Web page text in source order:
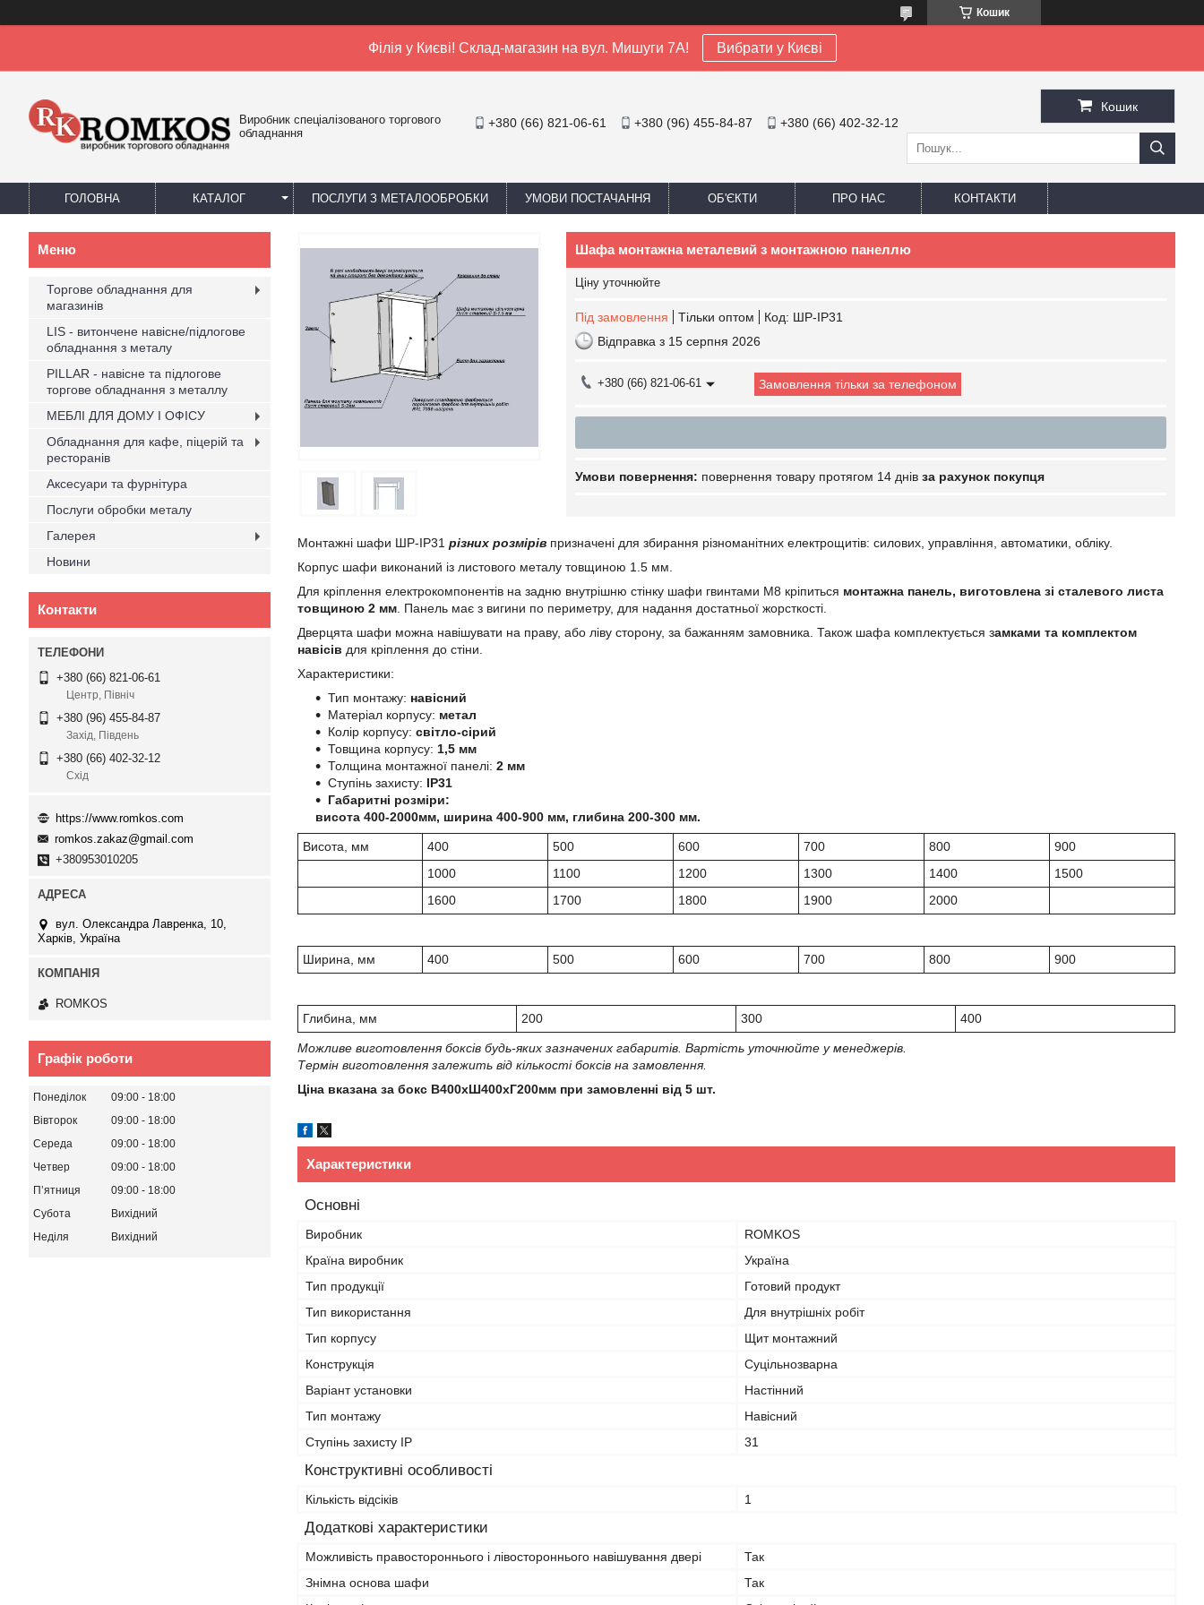
Кошик
Філія у Києві! Склад-магазин на вул. Мишуги 7А! Вибрати у Києві
Виробник спеціалізованого торгового
обладнання
+380 (66) 821-06-61 +380 (96) 455-84-87 +380 (66) 402-32-12
Кошик
ГОЛОВНА КАТАЛОГ ПОСЛУГИ З МЕТАЛООБРОБКИ УМОВИ ПОСТАЧАННЯ ОБ'ЄКТИ ПРО НАС КОНТАКТИ
Шафа монтажна металевий з монтажною панеллю
Ціну уточнюйте
Під замовлення Тільки оптом Код: ШР-IP31
Відправка з 15 серпня 2026
+380 (66) 821-06-61 Замовлення тільки за телефоном
повернення товару протягом 14 днів за рахунок покупця
Монтажні шафи ШР-IP31 різних розмірів призначені для збирання різноманітних електрощитів: силових, управління, автоматики, обліку.
Корпус шафи виконаний із листового металу товщиною 1.5 мм.
Для кріплення електрокомпонентів на задню внутрішню стінку шафи гвинтами М8 кріпиться монтажна панель, виготовлена зі сталевого листа
товщиною 2 мм . Панель має з вигини по периметру, для надання достатньої жорсткості.
Дверцята шафи можна навішувати на праву, або ліву сторону, за бажанням замовника. Також шафа комплектується замками та комплектом
навісів для кріплення до стіни.
Характеристики:
Тип монтажу: навісний
Матеріал корпусу: метал
Колір корпусу: світло-сірий
Товщина корпусу: 1,5 мм
Толщина монтажної панелі: 2 мм
Ступінь захисту: IP31
Габаритні розміри:
висота 400-2000мм, ширина 400-900 мм, глибина 200-300 мм.
Висота, мм 400 500 600 700 800
900
1000
1100 1200 1300 1400
1500
1600
1700 1800 1900 2000
Ширина, мм 400 500 600 700 800 900
Глибина, мм 200 300 400
Можливе виготовлення боксів будь-яких зазначених габаритів. Вартість уточнюйте у менеджерів.
Термін виготовлення залежить від кількості боксів на замовлення.
Ціна вказана за бокс В400хШ400хГ200мм при замовленні від 5 шт.
Характеристики
Основні
Виробник
ROMKOS
Країна виробник
Україна
Тип продукції
Готовий продукт
Тип використання
Для внутрішніх робіт
Тип корпусу
Щит монтажний
Конструкція
Суцільнозварна
Варіант установки
Настінний
Тип монтажу
Навісний
Ступінь захисту IP
31
Конструктивні особливості
Кількість відсіків 1
Додаткові характеристики
Можливість правостороннього і лівостороннього навішування двері
Так
Знімна основа шафи
Так
Торгове обладнання для
магазинів
LIS - витончене навісне/підлогове
обладнання з металу
PILLAR - навісне та підлогове
торгове обладнання з металлу
МЕБЛІ ДЛЯ ДОМУ І ОФІСУ
Обладнання для кафе, піцерій та
ресторанів
Аксесуари та фурнітура
Послуги обробки металу
Галерея
Новини
Контакти
+380 (66) 821-06-61
Центр, Північ
+380 (96) 455-84-87
Захід, Південь
+380 (66) 402-32-12
Схід
https://www.romkos.com
romkos.zakaz@gmail.com
+380953010205
вул. Олександра Лавренка, 10,
Харків, Україна
ROMKOS
Графік роботи
Понеділок 09:00
18:00
Вівторок
09:00
18:00
Середа
09:00
18:00
Четвер
09:00
18:00
Пʼятниця
09:00
18:00
Субота
Вихідний
Неділя
Вихідний